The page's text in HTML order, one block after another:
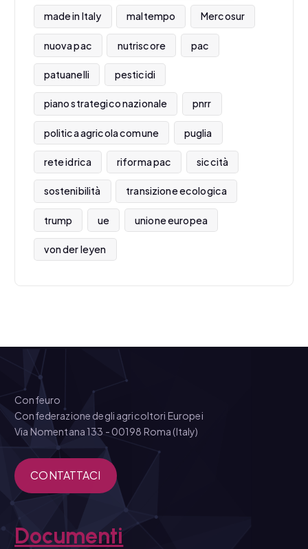
made in Italy maltempo Mercosur
nuova pac nutriscore pac
patuanelli pesticidi
piano strategico nazionale pnrr
politica agricola comune puglia
rete idrica riforma pac siccità
sostenibilità transizione ecologica
trump ue unione europea
von der leyen
Confeuro
Confederazione degli agricoltori Europei
Via Nomentana 133 - 00198 Roma (Italy)
CONTATTACI
Documenti